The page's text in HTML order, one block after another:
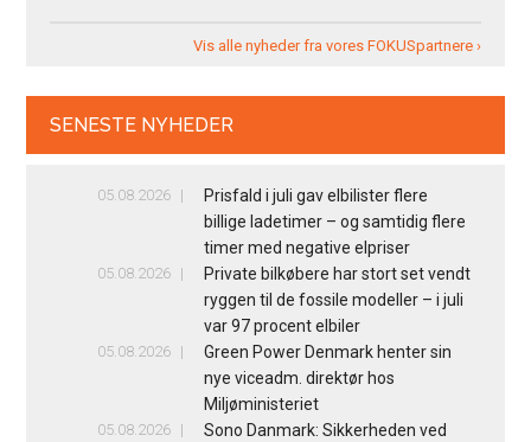
Vis alle nyheder fra vores FOKUSpartnere ›
SENESTE NYHEDER
05.08.2026
Prisfald i juli gav elbilister flere
billige ladetimer – og samtidig flere
timer med negative elpriser
05.08.2026
Private bilkøbere har stort set vendt
ryggen til de fossile modeller – i juli
var 97 procent elbiler
05.08.2026
Green Power Denmark henter sin
nye viceadm. direktør hos
Miljøministeriet
05.08.2026
Sono Danmark: Sikkerheden ved